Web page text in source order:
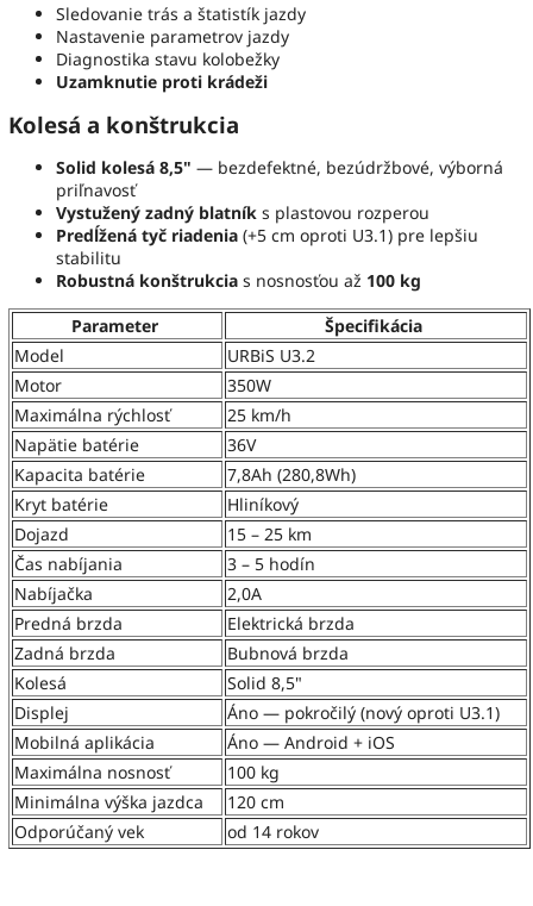
Sledovanie trás a štatistík jazdy
Nastavenie parametrov jazdy
Diagnostika stavu kolobežky
Uzamknutie proti krádeži
Kolesá a konštrukcia
Solid kolesá 8,5" — bezdefektné, bezúdržbové, výborná
priľnavosť
Vystužený zadný blatník s plastovou rozperou
Predĺžená tyč riadenia (+5 cm oproti U3.1) pre lepšiu
stabilitu
Robustná konštrukcia s nosnosťou až 100 kg
Parameter
Špecifikácia
Model
URBiS U3.2
Motor
350W
Maximálna rýchlosť
25 km/h
Napätie batérie
36V
Kapacita batérie
7,8Ah (280,8Wh)
Kryt batérie
Hliníkový
Dojazd
15 – 25 km
Čas nabíjania
3 – 5 hodín
Nabíjačka
2,0A
Predná brzda
Elektrická brzda
Zadná brzda
Bubnová brzda
Kolesá
Solid 8,5"
Displej
Áno — pokročilý (nový oproti U3.1)
Mobilná aplikácia
Áno — Android + iOS
Maximálna nosnosť
100 kg
Minimálna výška jazdca
120 cm
Odporúčaný vek
od 14 rokov